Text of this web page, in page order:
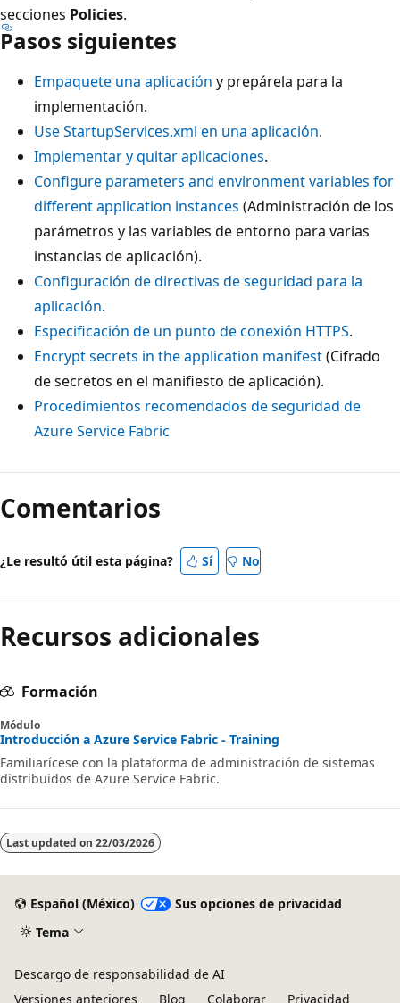
secciones Policies.
Pasos siguientes
Empaquete una aplicación y prepárela para la
implementación.
Use StartupServices.xml en una aplicación.
Implementar y quitar aplicaciones.
Configure parameters and environment variables for
different application instances (Administración de los
parámetros y las variables de entorno para varias
instancias de aplicación).
Configuración de directivas de seguridad para la
aplicación.
Especificación de un punto de conexión HTTPS.
Encrypt secrets in the application manifest(Cifrado
de secretos en el manifiesto de aplicación).
Procedimientos recomendados de seguridad de
Azure Service Fabric
Comentarios
¿Le resultó útil esta página? Sí No
Recursos adicionales
Formación
Módulo
Introducción a Azure Service Fabric - Training
Familiarícese con la plataforma de administración de sistemas
distribuidos de Azure Service Fabric.
Last updated on 22/03/2026
Español (México)
Sus opciones de privacidad
Tema
Descargo de responsabilidad de AI
Versiones anteriores
Blog Colaborar Privacidad